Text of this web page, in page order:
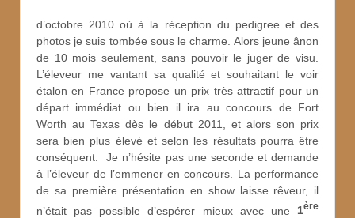
d’octobre 2010 où à la réception du pedigree et des
photos je suis tombée sous le charme. Alors jeune ânon
de 10 mois seulement, sans pouvoir le juger de visu.
L’éleveur me vantant sa qualité et souhaitant le voir
étalon en France propose un prix très attractif pour un
départ immédiat ou bien il ira au concours de Fort
Worth au Texas dès le début 2011, et alors son prix
sera bien plus élevé et selon les résultats pourra être
conséquent. Je n’hésite pas une seconde et demande
à l’éleveur de l’emmener en concours. La performance
de sa première présentation en show laisse rêveur, il
n’était pas possible d’espérer mieux avec une 1ère